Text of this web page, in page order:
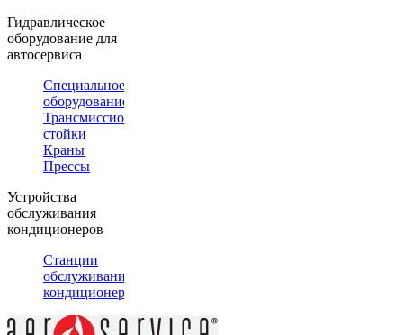
Гидравлическое
оборудование для
автосервиса
Специальное
оборудование
Трансмиссионные
стойки
Краны
Прессы
Устройства
обслуживания
кондиционеров
Станции
обслуживания
кондиционеров